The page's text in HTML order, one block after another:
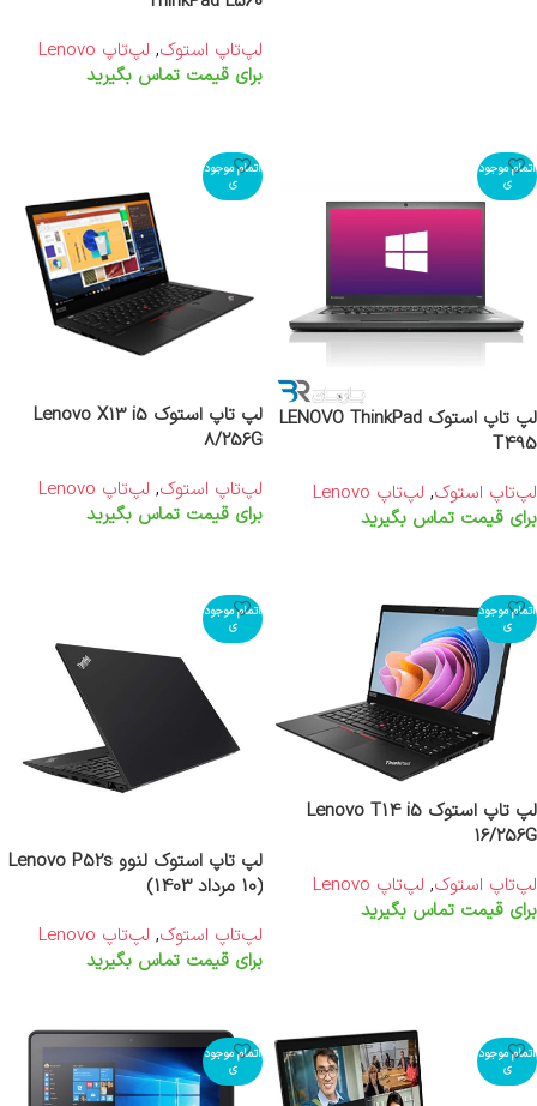
لپ‌تاپ استوک, لپ‌تاپ Lenovo
برای قیمت تماس بگیرید
اتمام موجود
ی
لپ تاپ استوک LENOVO ThinkPad
T495
لپ‌تاپ استوک, لپ‌تاپ Lenovo
برای قیمت تماس بگیرید
اتمام موجود
ی
لپ تاپ استوک Lenovo X13 i5
8/256G
لپ‌تاپ استوک, لپ‌تاپ Lenovo
برای قیمت تماس بگیرید
اتمام موجود
ی
لپ تاپ استوک Lenovo T14 i5
16/256G
لپ‌تاپ استوک, لپ‌تاپ Lenovo
برای قیمت تماس بگیرید
اتمام موجود
ی
لپ تاپ استوک لنوو Lenovo P52s
(10 مرداد 1403)
لپ‌تاپ استوک, لپ‌تاپ Lenovo
برای قیمت تماس بگیرید
اتمام موجود
ی
اتمام موجود
ی